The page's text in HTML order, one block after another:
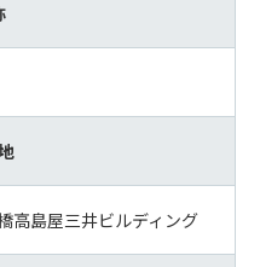
高島屋三井ビルディング